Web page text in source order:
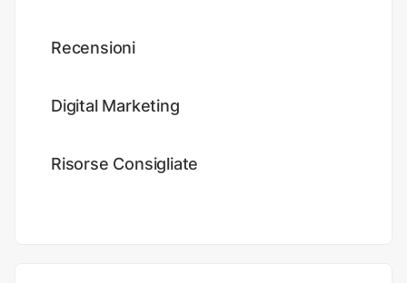
Recensioni
Digital Marketing
Risorse Consigliate